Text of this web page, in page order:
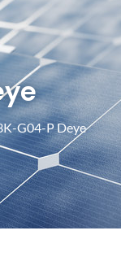
G04-P Deye